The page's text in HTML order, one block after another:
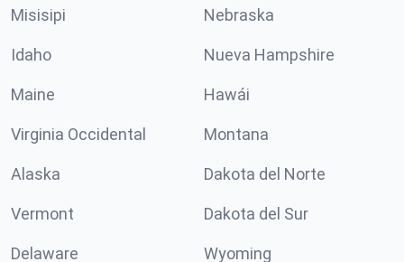
Misisipi Nebraska
Idaho Nueva Hampshire
Maine Hawái
Virginia Occidental Montana
Alaska Dakota del Norte
Vermont Dakota del Sur
Delaware Wyoming